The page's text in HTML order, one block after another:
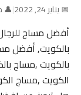
📅 يناير 24, 2022 |
👤
أفضل مساج
بالكويت, أفضل
الكويت ,مساج